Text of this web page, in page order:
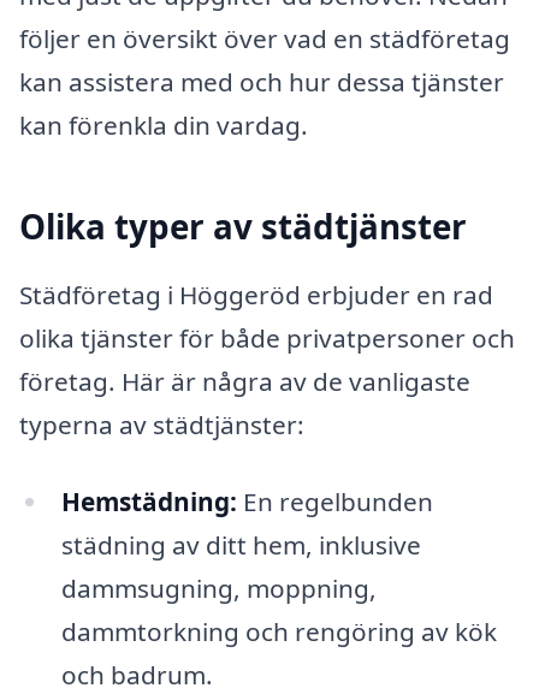
följer en översikt över vad en städföretag
kan assistera med och hur dessa tjänster
kan förenkla din vardag.
Olika typer av städtjänster
Städföretag i Höggeröd erbjuder en rad
olika tjänster för både privatpersoner och
företag. Här är några av de vanligaste
typerna av städtjänster:
Hemstädning: En regelbunden
städning av ditt hem, inklusive
dammsugning, moppning,
dammtorkning och rengöring av kök
och badrum.